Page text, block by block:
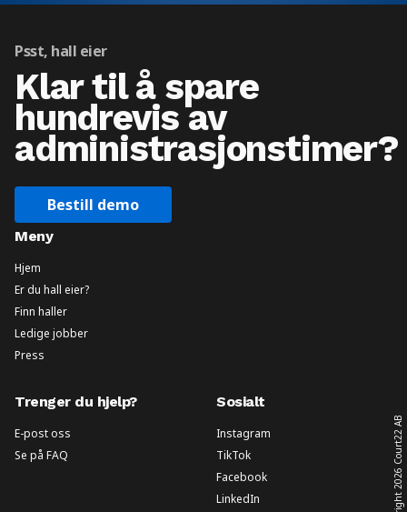
Psst, hall eier
Klar til å spare
hundrevis av
administrasjonstimer?
Bestill demo
Meny
Hjem
Er du hall eier?
Finn haller
Ledige jobber
Press
Trenger du hjelp?
E-post oss
Se på FAQ
Sosialt
Instagram
TikTok
Facebook
LinkedIn
2026
Court22 AB